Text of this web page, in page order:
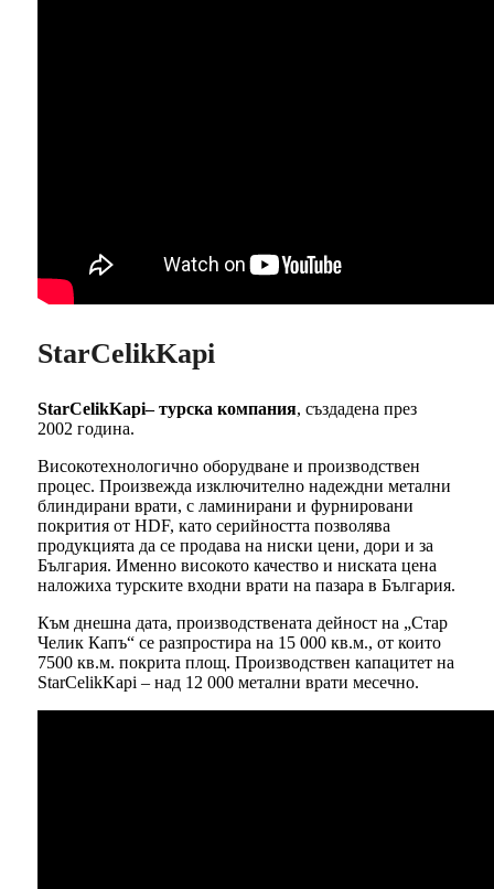
StarCelikKapi
StarCelikKapi– турска компания, създадена през
2002 година.
Високотехнологично оборудване и производствен
процес. Произвежда изключително надеждни метални
блиндирани врати, с ламинирани и фурнировани
покрития от HDF, като серийността позволява
продукцията да се продава на ниски цени, дори и за
България. Именно високото качество и ниската цена
наложиха турските входни врати на пазара в България.
Към днешна дата, производствената дейност на „Стар
Челик Капъ“ се разпростира на 15 000 кв.м., от които
7500 кв.м. покрита площ. Производствен капацитет на
StarCelikKapi – над 12 000 метални врати месечно.